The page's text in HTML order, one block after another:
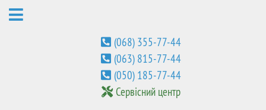
(068) 355-77-44
(063) 815-77-44
(050) 185-77-44
Сервісний центр